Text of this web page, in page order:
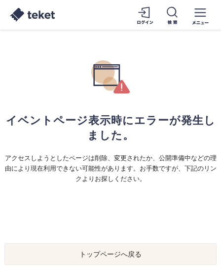
イベントページ表示時にエラーが発生し
ました。
アクセスしようとしたページは削除、変更されたか、公開準備中などの理
由により現在利用できない可能性があります。お手数ですが、下記のリン
クよりお探しください。
トップページへ戻る